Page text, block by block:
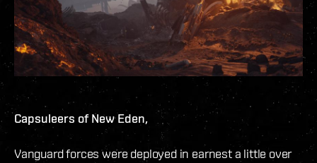
Capsuleers of New Eden,
Vanguard forces were deployed in earnest a little over